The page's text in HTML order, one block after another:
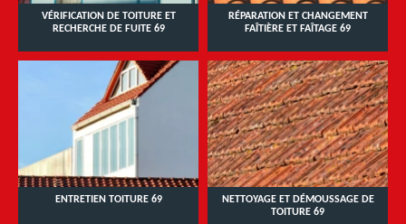
VÉRIFICATION DE TOITURE ET
RECHERCHE DE FUITE 69
RÉPARATION ET CHANGEMENT
FAÎTIÈRE ET FAÎTAGE 69
ENTRETIEN TOITURE 69
NETTOYAGE ET DÉMOUSSAGE DE
TOITURE 69